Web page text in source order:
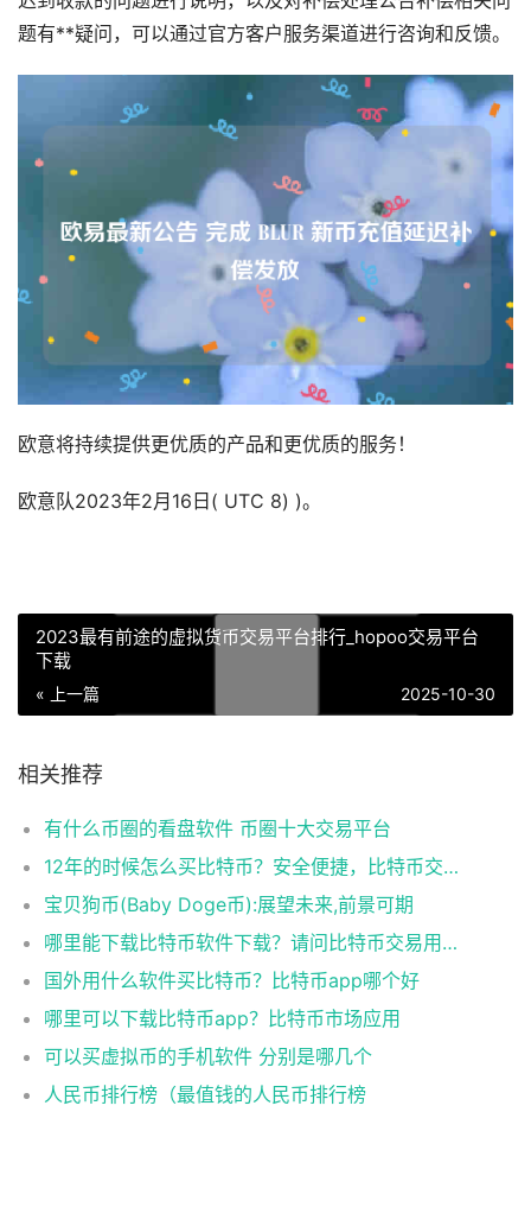
题有**疑问，可以通过官方客户服务渠道进行咨询和反馈。
欧意将持续提供更优质的产品和更优质的服务！
欧意队2023年2月16日( UTC 8) )。
2023最有前途的虚拟货币交易平台排行_hopoo交易平台
下载
« 上一篇 2025-10-30
相关推荐
有什么币圈的看盘软件 币圈十大交易平台
12年的时候怎么买比特币？安全便捷，比特币交易首选
宝贝狗币(Baby Doge币):展望未来,前景可期
哪里能下载比特币软件下载？请问比特币交易用什么软件
国外用什么软件买比特币？比特币app哪个好
哪里可以下载比特币app？比特币市场应用
可以买虚拟币的手机软件 分别是哪几个
人民币排行榜（最值钱的人民币排行榜